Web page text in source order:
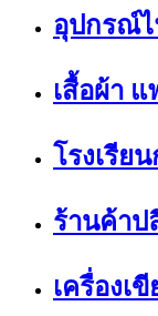
อุปกรณ์ไ
เสื้อผ้า
โรงเรีย
ร้านค้าป
เครื่องเ